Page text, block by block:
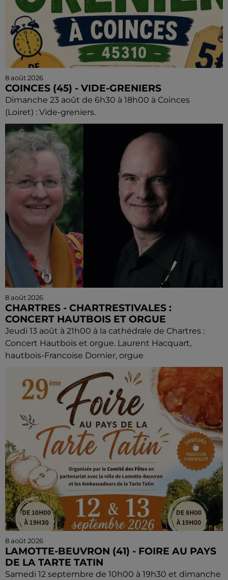
8 août 2026
COINCES (45) - VIDE-GRENIERS
Dimanche 23 août de 6h30 à 18h00 à Coinces
(Loiret) : Vide-greniers.
8 août 2026
CHARTRES - CHARTRESTIVALES :
CONCERT HAUTBOIS ET ORGUE
Jeudi 13 août à 21h00 à la cathédrale de Chartres :
Concert Hautbois et orgue. Laurent Hacquart,
hautbois-Francoise Dornier, orgue
8 août 2026
LAMOTTE-BEUVRON (41) - FOIRE AU PAYS
DE LA TARTE TATIN
Samedi 12 septembre de 10h00 à 19h30 et dimanche